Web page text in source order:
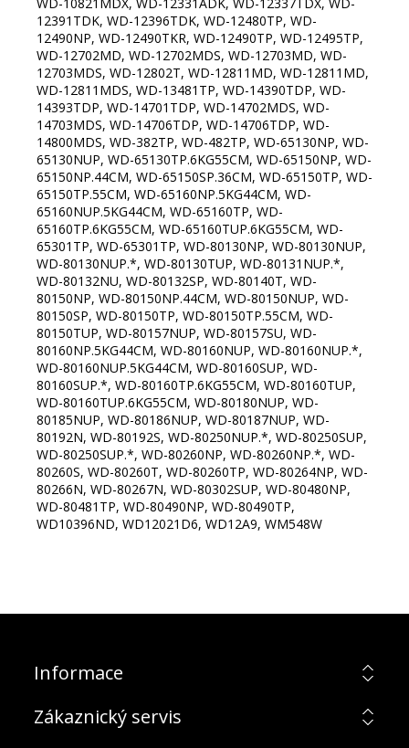
WD-10821MDX, WD-12331ADK, WD-12337TDX, WD-
12391TDK, WD-12396TDK, WD-12480TP, WD-
12490NP, WD-12490TKR, WD-12490TP, WD-12495TP,
WD-12702MD, WD-12702MDS, WD-12703MD, WD-
12703MDS, WD-12802T, WD-12811MD, WD-12811MD,
WD-12811MDS, WD-13481TP, WD-14390TDP, WD-
14393TDP, WD-14701TDP, WD-14702MDS, WD-
14703MDS, WD-14706TDP, WD-14706TDP, WD-
14800MDS, WD-382TP, WD-482TP, WD-65130NP, WD-
65130NUP, WD-65130TP.6KG55CM, WD-65150NP, WD-
65150NP.44CM, WD-65150SP.36CM, WD-65150TP, WD-
65150TP.55CM, WD-65160NP.5KG44CM, WD-
65160NUP.5KG44CM, WD-65160TP, WD-
65160TP.6KG55CM, WD-65160TUP.6KG55CM, WD-
65301TP, WD-65301TP, WD-80130NP, WD-80130NUP,
WD-80130NUP.*, WD-80130TUP, WD-80131NUP.*,
WD-80132NU, WD-80132SP, WD-80140T, WD-
80150NP, WD-80150NP.44CM, WD-80150NUP, WD-
80150SP, WD-80150TP, WD-80150TP.55CM, WD-
80150TUP, WD-80157NUP, WD-80157SU, WD-
80160NP.5KG44CM, WD-80160NUP, WD-80160NUP.*,
WD-80160NUP.5KG44CM, WD-80160SUP, WD-
80160SUP.*, WD-80160TP.6KG55CM, WD-80160TUP,
WD-80160TUP.6KG55CM, WD-80180NUP, WD-
80185NUP, WD-80186NUP, WD-80187NUP, WD-
80192N, WD-80192S, WD-80250NUP.*, WD-80250SUP,
WD-80250SUP.*, WD-80260NP, WD-80260NP.*, WD-
80260S, WD-80260T, WD-80260TP, WD-80264NP, WD-
80266N, WD-80267N, WD-80302SUP, WD-80480NP,
WD-80481TP, WD-80490NP, WD-80490TP,
WD10396ND, WD12021D6, WD12A9, WM548W
Informace
Zákaznický servis